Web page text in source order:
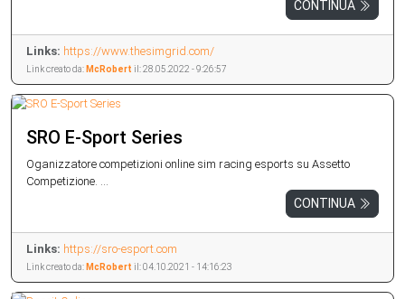
CONTINUA
Links: https://www.thesimgrid.com/
Link creato da: McRobert il: 28.05.2022 - 9:26:57
SRO E-Sport Series
Oganizzatore competizioni online sim racing esports su Assetto
Competizione. ...
CONTINUA
Links: https://sro-esport.com
Link creato da: McRobert il: 04.10.2021 - 14:16:23